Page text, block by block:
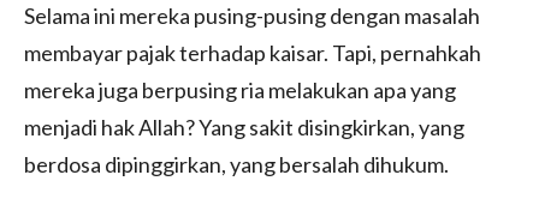
Selama ini mereka pusing-pusing dengan masalah
membayar pajak terhadap kaisar. Tapi, pernahkah
mereka juga berpusing ria melakukan apa yang
menjadi hak Allah? Yang sakit disingkirkan, yang
berdosa dipinggirkan, yang bersalah dihukum.